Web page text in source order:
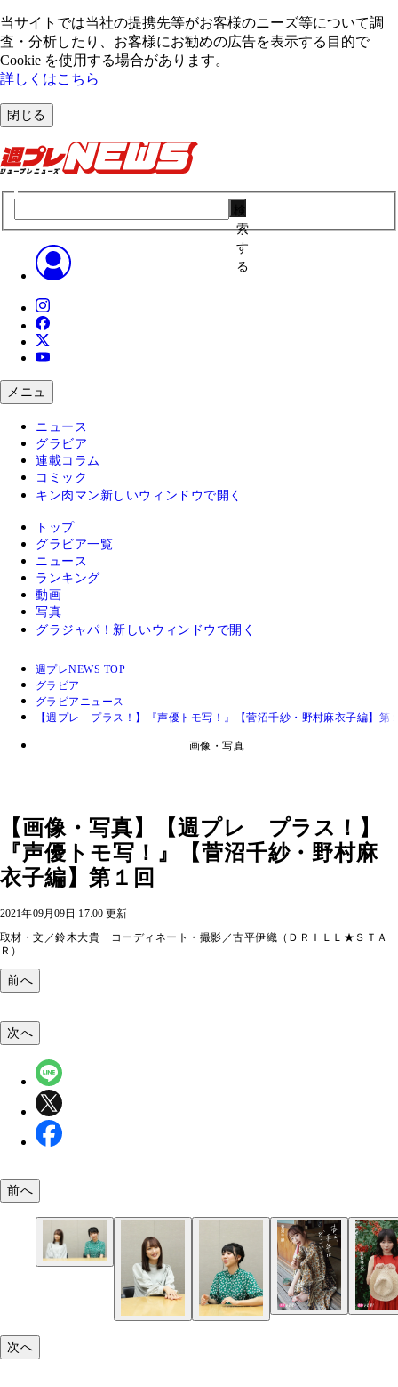
当サイトでは当社の提携先等がお客様のニーズ等について調
査・分析したり、お客様にお勧めの広告を表⽰する⽬的で
Cookie を使⽤する場合があります。
詳しくはこちら
閉じる
索
す
る
メニュ
ニュース
グラビア
連載コラム
コミック
キン肉マン 新しいウィンドウで開く
トップ
グラビア一覧
ニュース
ランキング
動画
写真
グラジャパ！ 新しいウィンドウで開く
週プレNEWS TOP
グラビア
グラビアニュース
【週プレ プラス！】『声優トモ写！』【菅沼千紗・野村麻衣子編】第
画像・写真
【画像・写真】【週プレ プラス！】
『声優トモ写！』【菅沼千紗・野村麻
衣子編】第１回
2021年09月09日 17:00 更新
取材・文／鈴木大貴 コーディネート・撮影／古平伊織（ＤＲＩＬＬ★ＳＴＡ
Ｒ）
前へ
次へ
前へ
次へ